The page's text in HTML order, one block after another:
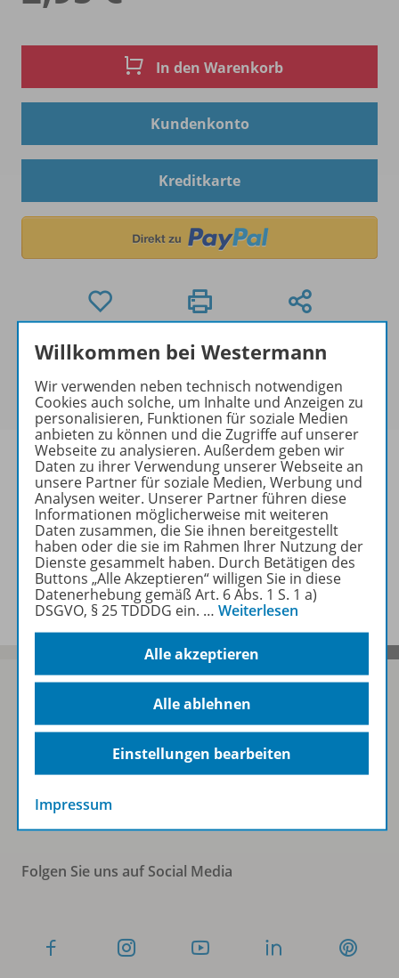
In den Warenkorb
Kundenkonto
Kreditkarte
Hinweis zu Sonderkonditionen
Bei Bezahlung über Paypal und Kreditkarte können
keine Sonderkonditionen gewährt werden.
Informationen
Beschreibung
Sofort profitieren
Folgen Sie uns auf Social Media
Willkommen bei Westermann
Wir verwenden neben technisch notwendigen
Cookies auch solche, um Inhalte und Anzeigen zu
personalisieren, Funktionen für soziale Medien
anbieten zu können und die Zugriffe auf unserer
Webseite zu analysieren. Außerdem geben wir
Daten zu ihrer Verwendung unserer Webseite an
unsere Partner für soziale Medien, Werbung und
Analysen weiter. Unserer Partner führen diese
Informationen möglicherweise mit weiteren
Daten zusammen, die Sie ihnen bereitgestellt
haben oder die sie im Rahmen Ihrer Nutzung der
Dienste gesammelt haben. Durch Betätigen des
Buttons „Alle Akzeptieren“ willigen Sie in diese
Datenerhebung gemäß Art. 6 Abs. 1 S. 1 a)
DSGVO, § 25 TDDDG ein. … Weiterlesen
Alle akzeptieren
Alle ablehnen
Einstellungen bearbeiten
Impressum